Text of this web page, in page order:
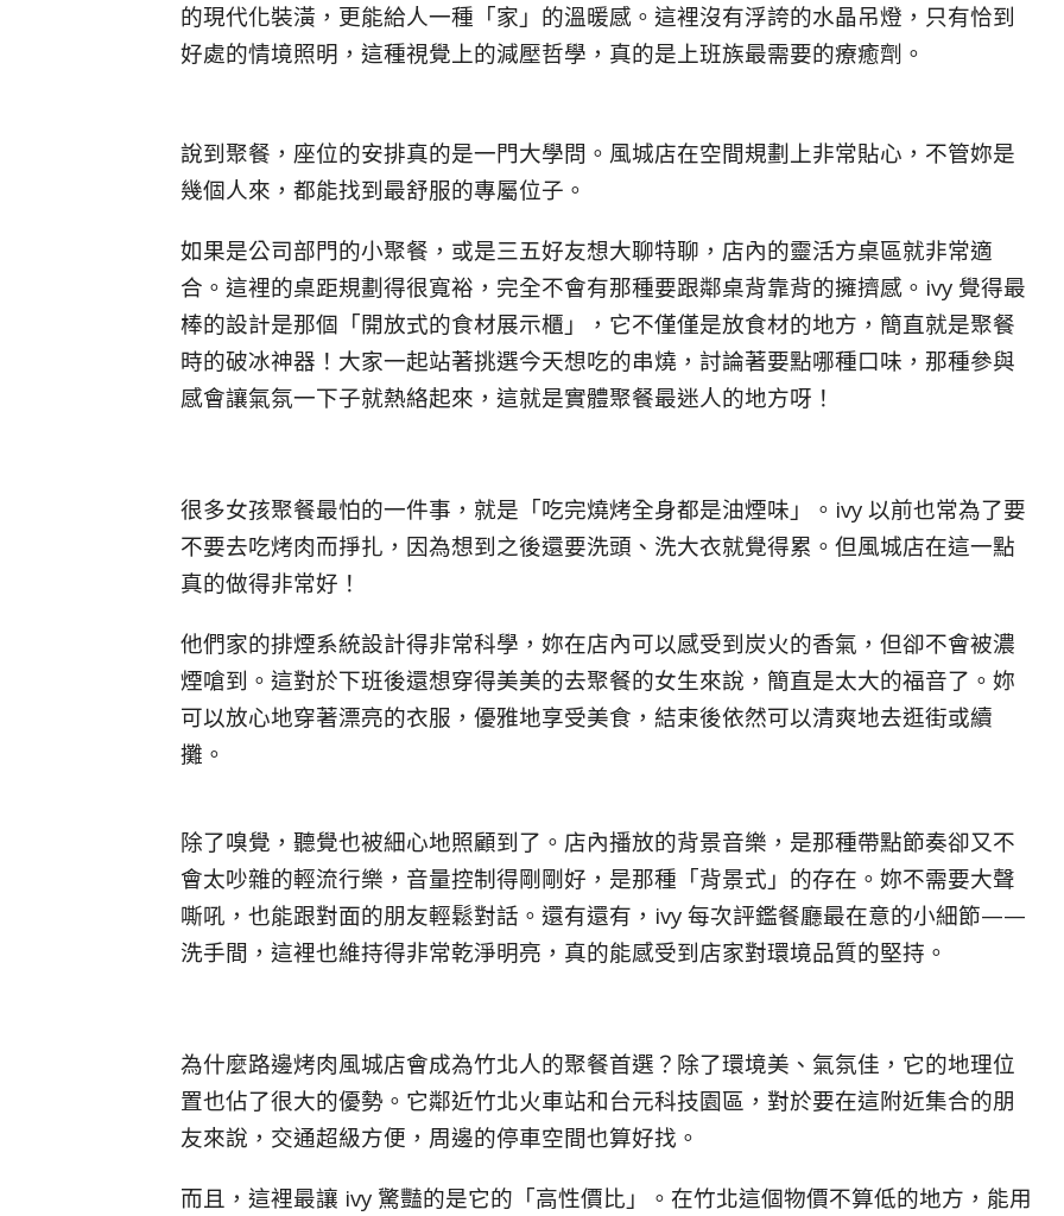
的現代化裝潢，更能給人一種「家」的溫暖感。這裡沒有浮誇的水晶吊燈，只有恰到
好處的情境照明，這種視覺上的減壓哲學，真的是上班族最需要的療癒劑。
說到聚餐，座位的安排真的是一門大學問。風城店在空間規劃上非常貼心，不管妳是
幾個人來，都能找到最舒服的專屬位子。
如果是公司部門的小聚餐，或是三五好友想大聊特聊，店內的靈活方桌區就非常適
合。這裡的桌距規劃得很寬裕，完全不會有那種要跟鄰桌背靠背的擁擠感。ivy 覺得最
棒的設計是那個「開放式的食材展示櫃」，它不僅僅是放食材的地方，簡直就是聚餐
時的破冰神器！大家一起站著挑選今天想吃的串燒，討論著要點哪種口味，那種參與
感會讓氣氛一下子就熱絡起來，這就是實體聚餐最迷人的地方呀！
很多女孩聚餐最怕的一件事，就是「吃完燒烤全身都是油煙味」。ivy 以前也常為了要
不要去吃烤肉而掙扎，因為想到之後還要洗頭、洗大衣就覺得累。但風城店在這一點
真的做得非常好！
他們家的排煙系統設計得非常科學，妳在店內可以感受到炭火的香氣，但卻不會被濃
煙嗆到。這對於下班後還想穿得美美的去聚餐的女生來說，簡直是太大的福音了。妳
可以放心地穿著漂亮的衣服，優雅地享受美食，結束後依然可以清爽地去逛街或續
攤。
除了嗅覺，聽覺也被細心地照顧到了。店內播放的背景音樂，是那種帶點節奏卻又不
會太吵雜的輕流行樂，音量控制得剛剛好，是那種「背景式」的存在。妳不需要大聲
嘶吼，也能跟對面的朋友輕鬆對話。還有還有，ivy 每次評鑑餐廳最在意的小細節——
洗手間，這裡也維持得非常乾淨明亮，真的能感受到店家對環境品質的堅持。
為什麼路邊烤肉風城店會成為竹北人的聚餐首選？除了環境美、氣氛佳，它的地理位
置也佔了很大的優勢。它鄰近竹北火車站和台元科技園區，對於要在這附近集合的朋
友來說，交通超級方便，周邊的停車空間也算好找。
而且，這裡最讓 ivy 驚豔的是它的「高性價比」。在竹北這個物價不算低的地方，能用